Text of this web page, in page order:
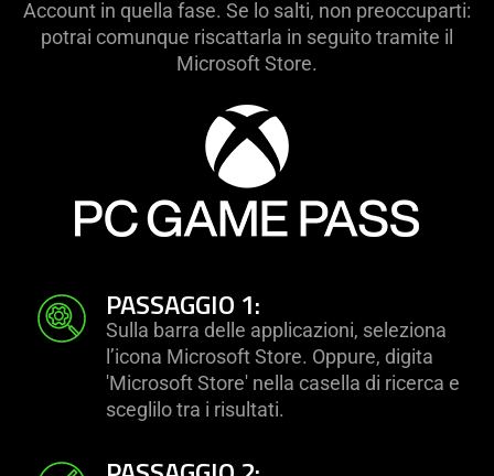
Account in quella fase. Se lo salti, non preoccuparti:
potrai comunque riscattarla in seguito tramite il
Microsoft Store.
PASSAGGIO 1:
Sulla barra delle applicazioni, seleziona
l’icona Microsoft Store. Oppure, digita
'Microsoft Store' nella casella di ricerca e
sceglilo tra i risultati.